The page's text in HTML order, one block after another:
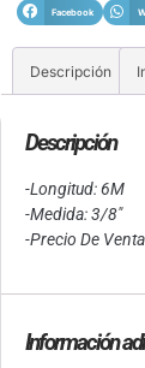
Facebook
Descripción
Descripción
-Longitud: 6M
-Medida: 3/8″
-Precio De
Información